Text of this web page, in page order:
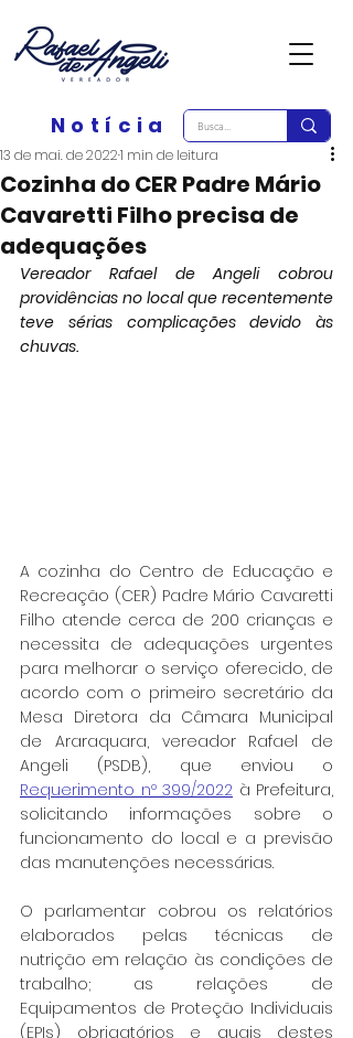
Notícia
Cozinha do CER Padre Mário
Cavaretti Filho precisa de
adequações
13 de mai. de 20221 min de leitura
Vereador Rafael de Angeli cobrou
providências no local que recentemente
teve sérias complicações devido às
chuvas.
A cozinha do Centro de Educação e
Recreação (CER) Padre Mário Cavaretti
Filho atende cerca de 200 crianças e
necessita de adequações urgentes
para melhorar o serviço oferecido, de
acordo com o primeiro secretário da
Mesa Diretora da Câmara Municipal
de Araraquara, vereador Rafael de
Requerimento nº 399/2022 à Prefeitura,
solicitando informações sobre o
funcionamento do local e a previsão
das manutenções necessárias.
O parlamentar cobrou os relatórios
elaborados pelas técnicas de
nutrição em relação às condições de
trabalho; as relações de
Equipamentos de Proteção Individuais
(EPIs) obrigatórios e quais destes